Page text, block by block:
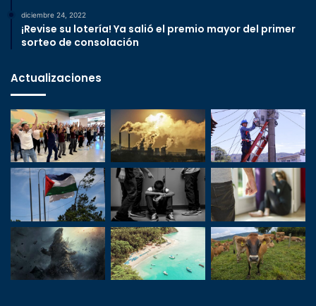
diciembre 24, 2022
¡Revise su lotería! Ya salió el premio mayor del primer
sorteo de consolación
Actualizaciones